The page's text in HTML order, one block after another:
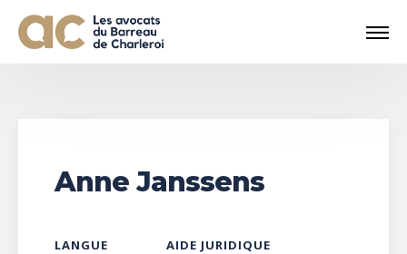
Anne Janssens
LANGUE AIDE JURIDIQUE